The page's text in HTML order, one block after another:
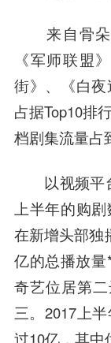
来自骨朵
《军师联盟
街》、《白
占据Top10排
档剧集流量占
以视频平台
上半年的购
在新增头部独
亿的总播放量
奇艺位居第
三。2017上
过10亿，其中